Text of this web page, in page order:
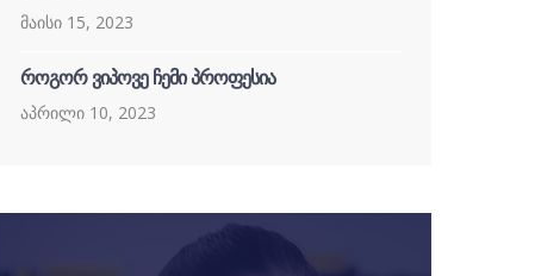
მაისი 15, 2023
როგორ ვიპოვე ჩემი პროფესია
აპრილი 10, 2023